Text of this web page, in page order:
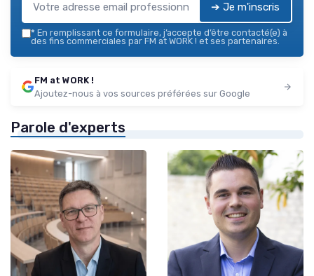
➔ Je m'inscris
* En remplissant ce formulaire, j’accepte d’être contacté(e) à
des fins commerciales par FM at WORK ! et ses partenaires.
FM at WORK !
Ajoutez-nous à vos sources préférées sur Google
Parole d'experts